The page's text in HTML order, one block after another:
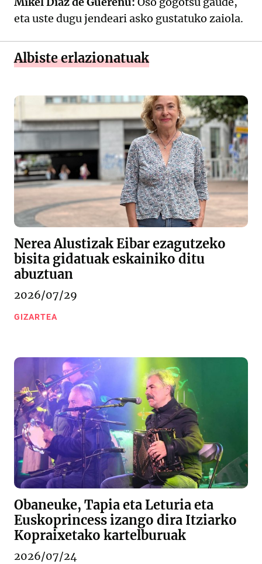
eta uste dugu jendeari asko gustatuko zaiola.
Albiste erlazionatuak
Nerea Alustizak Eibar ezagutzeko
bisita gidatuak eskainiko ditu
abuztuan
2026/07/29
GIZARTEA
Obaneuke, Tapia eta Leturia eta
Euskoprincess izango dira Itziarko
Kopraixetako kartelburuak
2026/07/24